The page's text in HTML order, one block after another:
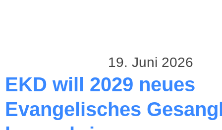
19. Juni 2026
EKD will 2029 neues
Evangelisches